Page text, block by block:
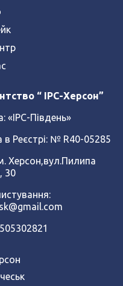
“ IPC-Херсон”
«ІРС-Південь»
в Реєстрі: № R40-05285
Херсон,вул.Пилипа
30